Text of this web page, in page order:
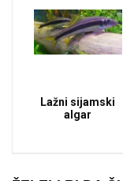
Lažni sijamski
algar